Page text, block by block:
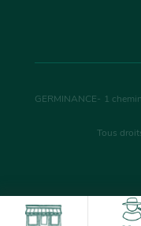
GERMINANCE- 1
Tous